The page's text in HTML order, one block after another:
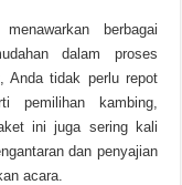
berbagai
dalam proses
Anda tidak perlu repot
pemilihan kambing,
ini juga sering kali
dan penyajian
acara.